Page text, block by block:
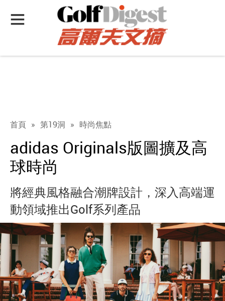
首頁 » 第19洞 » 時尚焦點
adidas Originals版圖擴及高
球時尚
將經典風格融合潮牌設計，深入高端運
動領域推出Golf系列產品